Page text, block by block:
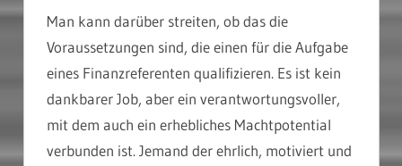
Man kann darüber streiten, ob das die
Voraussetzungen sind, die einen für die Aufgabe
eines Finanzreferenten qualifizieren. Es ist kein
dankbarer Job, aber ein verantwortungsvoller,
mit dem auch ein erhebliches Machtpotential
verbunden ist. Jemand der ehrlich, motiviert und